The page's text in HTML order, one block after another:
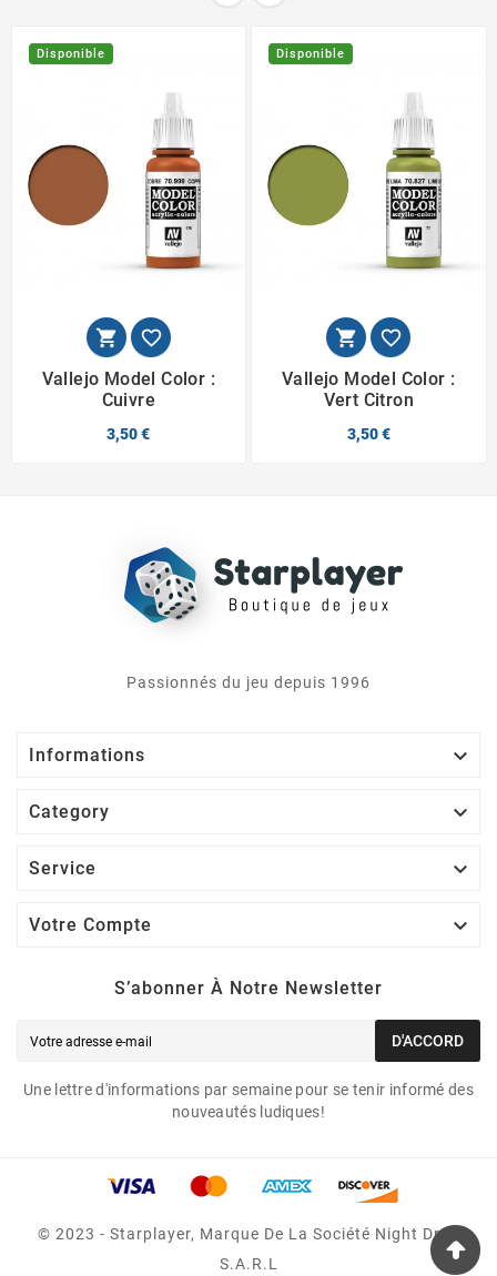
Disponible
 
Vallejo Model Color :
Cuivre
3,50 €
Disponible
 
Vallejo Model Color :
Vert Citron
3,50 €
Passionnés du jeu depuis 1996
Informations 
Category 
Service 
Votre Compte 
S’abonner À Notre Newsletter
D'ACCORD
Une lettre d'informations par semaine pour se tenir informé des
nouveautés ludiques!
© 2023 - Starplayer, Marque De La Société Night Drop
S.A.R.L